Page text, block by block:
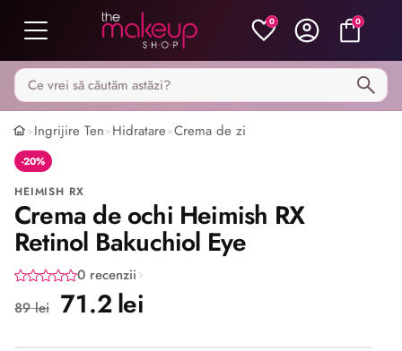
0 0
Caută pe MakeupShop
>Ingrijire Ten>Hidratare>Crema de zi
-20%
HEIMISH RX
Crema de ochi Heimish RX
Retinol Bakuchiol Eye
0 recenzii
89 lei 71.2 lei